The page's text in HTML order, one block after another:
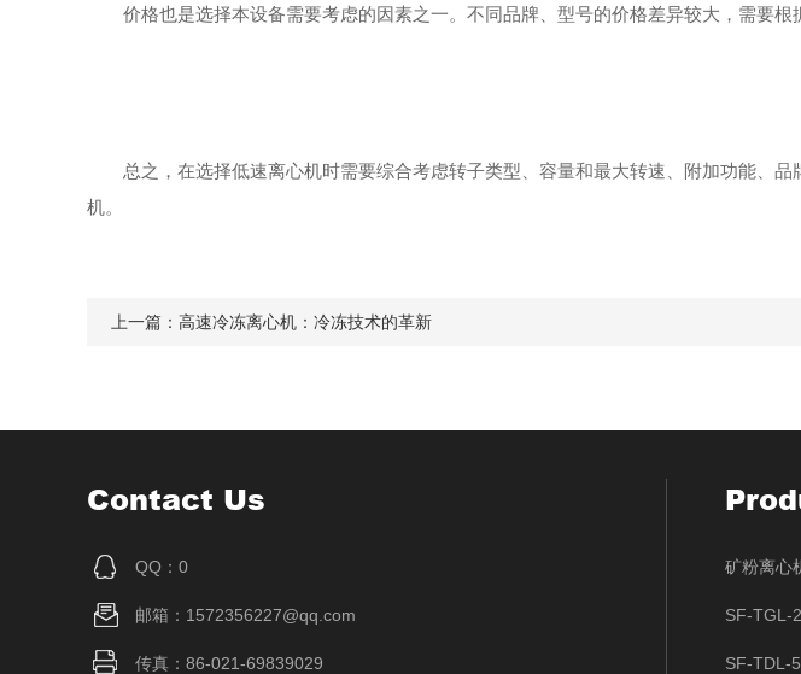
价格也是选择本设备需要考虑的因素之一。不同品牌、型号的价格差异较大，需要根
总之，在选择低速离心机时需要综合考虑转子类型、容量和最大转速、附加功能、品
机。
上一篇： 高速冷冻离心机：冷冻技术的革新
Contact Us
QQ：0
邮箱：1572356227@qq.com
传真：86-021-69839029
矿粉离心
SF-TGL-
SF-TDL-